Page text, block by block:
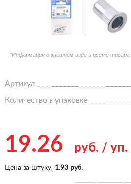
*Информация о внешнем виде и цвете
Артикул
Количество в упаковке
19.26 руб. / уп.
Цена за штуку: 1.93 руб.